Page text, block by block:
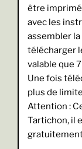
être
avec les
assembler
télécharger
valable que
Une fois
plus de
Attention :
Tartichon, il